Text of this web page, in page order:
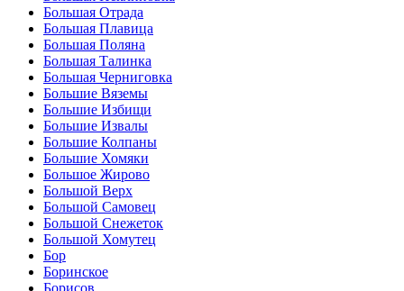
Большая Отрада
Большая Плавица
Большая Поляна
Большая Талинка
Большая Черниговка
Большие Вяземы
Большие Избищи
Большие Извалы
Большие Колпаны
Большие Хомяки
Большое Жирово
Большой Верх
Большой Самовец
Большой Снежеток
Большой Хомутец
Бор
Боринское
Борисов